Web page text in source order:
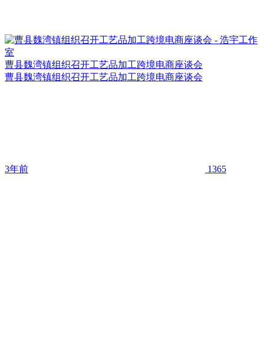
曹县魏湾镇组织召开工艺品加工跨境电商座谈会
曹县魏湾镇组织召开工艺品加工跨境电商座谈会
3年前 1365